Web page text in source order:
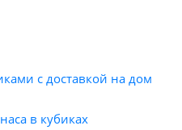
с доставкой на дом
в кубиках